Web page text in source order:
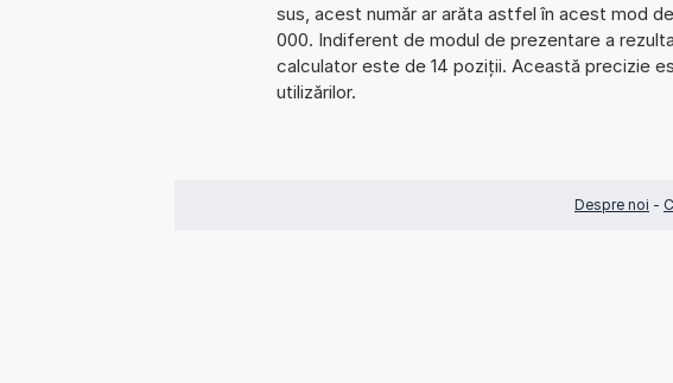
sus, acest număr ar arăta astfel în acest mod
000. Indiferent de modul de prezentare a
calculator este de 14 poziții. Această precizie
utilizărilor.
Despre noi -